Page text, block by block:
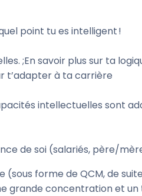
point tu es intelligent !
;En savoir plus sur ta
t’adapter à ta carrière
intellectuelles sont
de soi (salariés, père/
forme de QCM, de
grande concentration et un